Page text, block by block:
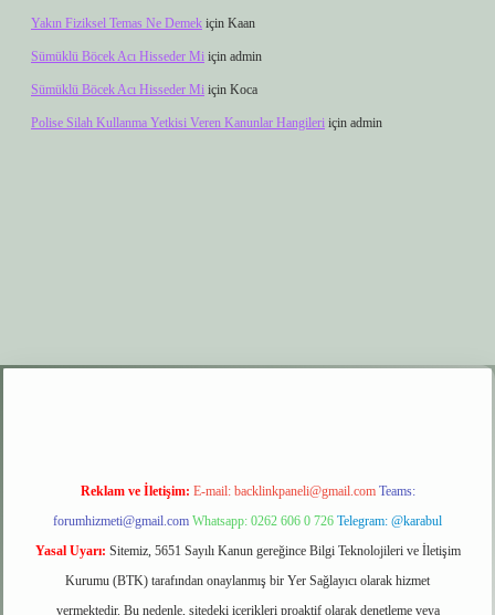
Yakın Fiziksel Temas Ne Demek için Kaan
Sümüklü Böcek Acı Hisseder Mi için admin
Sümüklü Böcek Acı Hisseder Mi için Koca
Polise Silah Kullanma Yetkisi Veren Kanunlar Hangileri için admin
elexbet giriş
Reklam ve İletişim: E-mail: backlinkpaneli@gmail.com Teams:
forumhizmeti@gmail.com Whatsapp: 0262 606 0 726 Telegram: @karabul
Yasal Uyarı: Sitemiz, 5651 Sayılı Kanun gereğince Bilgi Teknolojileri ve İletişim
Kurumu (BTK) tarafından onaylanmış bir Yer Sağlayıcı olarak hizmet
vermektedir. Bu nedenle, sitedeki içerikleri proaktif olarak denetleme veya